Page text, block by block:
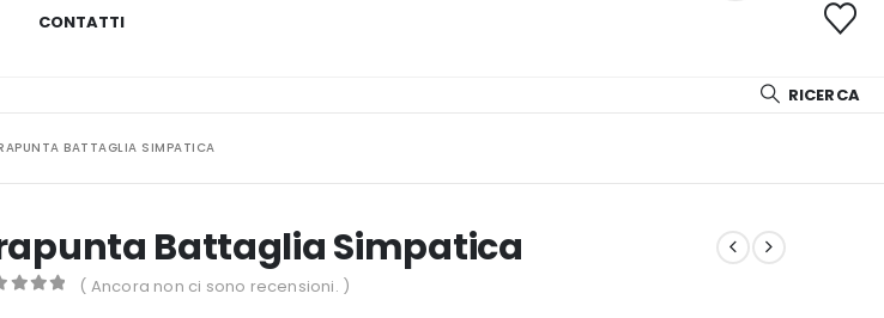
CONTATTI
RICERCA
BATTAGLIA SIMPATICA
Battaglia Simpatica
( Ancora non ci sono recensioni. )